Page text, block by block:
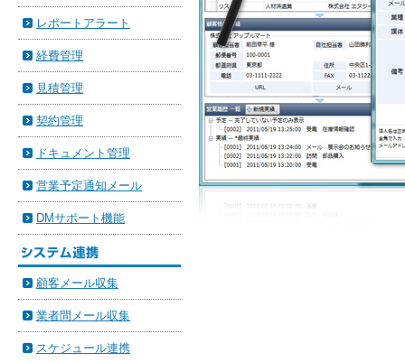
レポートアラート
経費管理
見積管理
契約管理
ドキュメント管理
営業予定通知メール
DMサポート機能
顧客メール収集
業者間メール収集
スケジュール連携